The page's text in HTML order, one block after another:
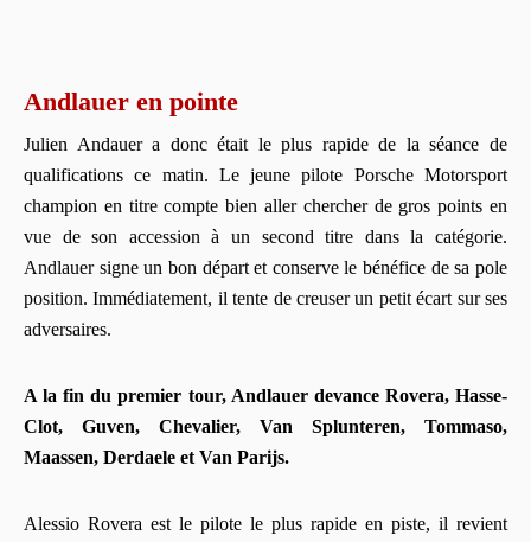
Andlauer en pointe
Julien Andauer a donc était le plus rapide de la séance de
qualifications ce matin. Le jeune pilote Porsche Motorsport
champion en titre compte bien aller chercher de gros points en
vue de son accession à un second titre dans la catégorie.
Andlauer signe un bon départ et conserve le bénéfice de sa pole
position. Immédiatement, il tente de creuser un petit écart sur ses
adversaires.
A la fin du premier tour, Andlauer devance Rovera, Hasse-
Clot, Guven, Chevalier, Van Splunteren, Tommaso,
Maassen, Derdaele et Van Parijs.
Alessio Rovera est le pilote le plus rapide en piste, il revient